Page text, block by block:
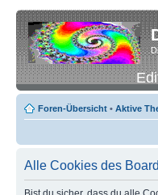
Foren-Übersicht • Aktive
Alle Cookies des